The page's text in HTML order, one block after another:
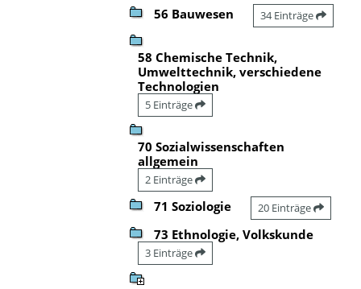
56 Bauwesen 34 Einträge
58 Chemische Technik,
Umwelttechnik, verschiedene
Technologien
5 Einträge
70 Sozialwissenschaften
allgemein
2 Einträge
71 Soziologie 20 Einträge
73 Ethnologie, Volkskunde
3 Einträge